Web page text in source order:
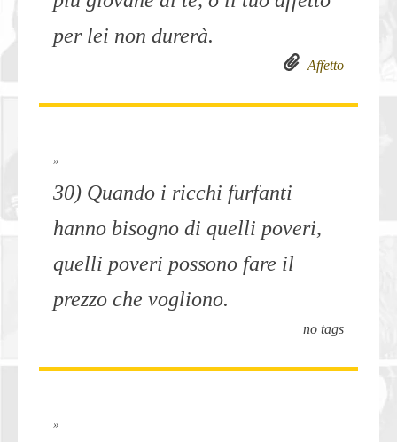
per lei non durerà.
Affetto
»
30) Quando i ricchi furfanti
hanno bisogno di quelli poveri,
quelli poveri possono fare il
prezzo che vogliono.
no tags
»